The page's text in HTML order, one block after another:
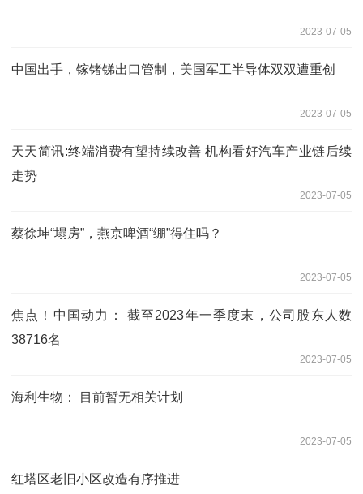
2023-07-05
中国出手，镓锗锑出口管制，美国军工半导体双双遭重创
2023-07-05
天天简讯:终端消费有望持续改善 机构看好汽车产业链后续
走势
2023-07-05
蔡徐坤“塌房”，燕京啤酒“绷”得住吗？
2023-07-05
焦点！中国动力： 截至2023年一季度末，公司股东人数
38716名
2023-07-05
海利生物： 目前暂无相关计划
2023-07-05
红塔区老旧小区改造有序推进